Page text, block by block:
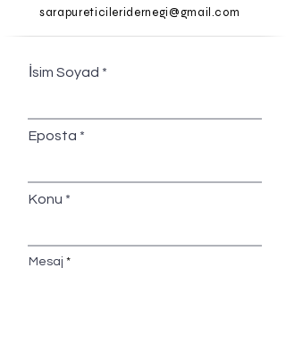
sarapureticileridernegi@gmail.com
İsim Soyad
Eposta
Konu
Mesaj